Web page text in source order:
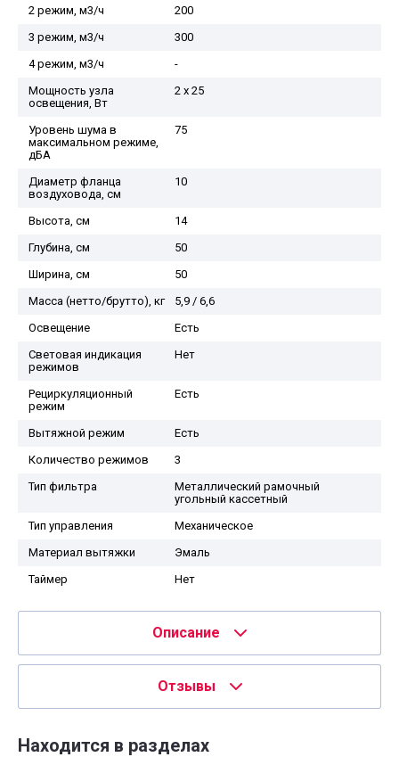
2 режим, м3/ч
200
3 режим, м3/ч
300
4 режим, м3/ч
-
Мощность узла
освещения, Вт
2 x 25
Уровень шума в
максимальном режиме,
дБА
75
Диаметр фланца
воздуховода, см
10
Высота, см
14
Глубина, см
50
Ширина, см
50
Масса (нетто/брутто), кг
5,9 / 6,6
Освещение
Есть
Световая индикация
режимов
Нет
Рециркуляционный
режим
Есть
Вытяжной режим
Есть
Количество режимов
3
Тип фильтра
Металлический рамочный
угольный кассетный
Тип управления
Механическое
Материал вытяжки
Эмаль
Таймер
Нет
Описание
Отзывы
Находится в разделах